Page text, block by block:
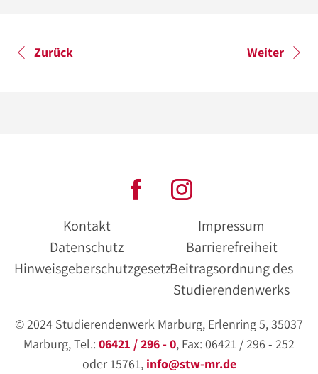
Zurück Weiter
Kontakt
Impressum
Datenschutz
Barrierefreiheit
HinweisgeberschutzgesetzBeitragsordnung des
Studierendenwerks
© 2024 Studierendenwerk Marburg, Erlenring 5, 35037
Marburg, Tel.: 06421 / 296 - 0, Fax: 06421 / 296 - 252
oder 15761, info@stw-mr.de